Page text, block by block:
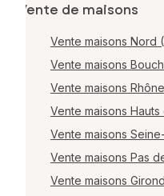
Vente de maisons
Vente maisons Nord
Vente maisons
Vente maisons
Vente maisons
Vente maisons
Vente maisons Pas
Vente maisons